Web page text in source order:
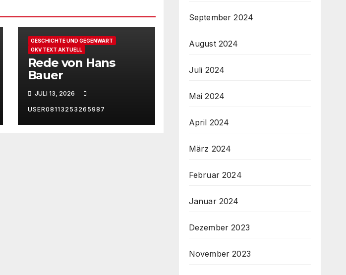
GESCHICHTE UND GEGENWART
OKV TEXT AKTUELL
Rede von Hans
Bauer
JULI 13, 2026
USER08113253265987
September 2024
August 2024
Juli 2024
Mai 2024
April 2024
März 2024
Februar 2024
Januar 2024
Dezember 2023
November 2023